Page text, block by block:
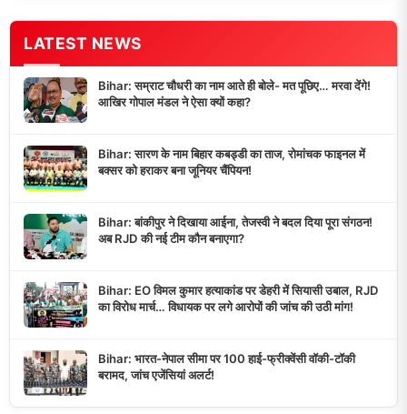
LATEST NEWS
Bihar: सम्राट चौधरी का नाम आते ही बोले- मत पूछिए… मरवा देंगे!
आखिर गोपाल मंडल ने ऐसा क्यों कहा?
Bihar: सारण के नाम बिहार कबड्डी का ताज, रोमांचक फाइनल में
बक्सर को हराकर बना जूनियर चैंपियन!
Bihar: बांकीपुर ने दिखाया आईना, तेजस्वी ने बदल दिया पूरा संगठन!
अब RJD की नई टीम कौन बनाएगा?
Bihar: EO विमल कुमार हत्याकांड पर डेहरी में सियासी उबाल, RJD
का विरोध मार्च… विधायक पर लगे आरोपों की जांच की उठी मांग!
Bihar: भारत-नेपाल सीमा पर 100 हाई-फ्रीक्वेंसी वॉकी-टॉकी
बरामद, जांच एजेंसियां अलर्ट!